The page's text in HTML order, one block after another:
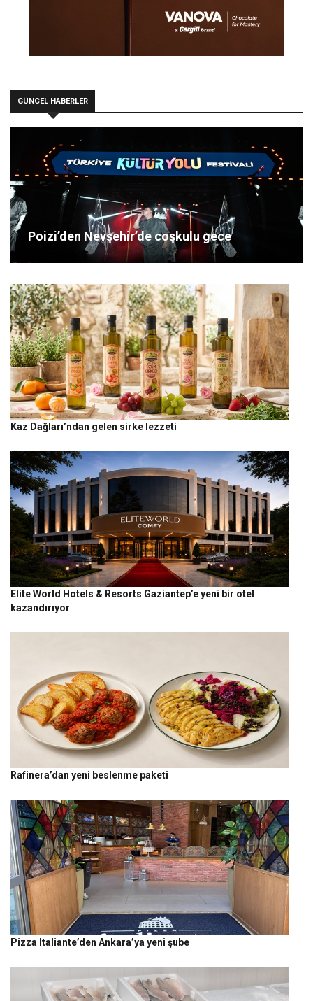
GÜNCEL HABERLER
Poizi’den Nevşehir’de coşkulu gece
Kaz Dağları’ndan gelen sirke lezzeti
Elite World Hotels & Resorts Gaziantep’e yeni bir otel
kazandırıyor
Rafinera’dan yeni beslenme paketi
Pizza Italiante’den Ankara’ya yeni şube